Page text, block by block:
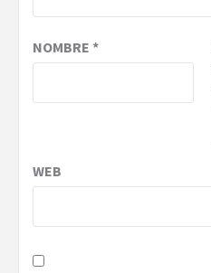
NOMBRE *
WEB